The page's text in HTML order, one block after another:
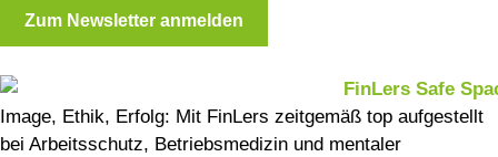
Zum Newsletter anmelden
Image, Ethik, Erfolg: Mit FinLers zeitgemäß top aufgestellt
bei Arbeitsschutz, Betriebsmedizin und mentaler